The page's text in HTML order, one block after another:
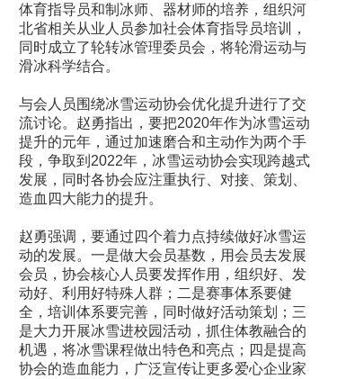
体育指导员和制冰师、器材师的培养，组织河
北省相关从业人员参加社会体育指导员培训，
同时成立了轮转冰管理委员会，将轮滑运动与
滑冰科学结合。
与会人员围绕冰雪运动协会优化提升进行了交
流讨论。赵勇指出，要把2020年作为冰雪运动
提升的元年，通过加速磨合和主动作为两个手
段，争取到2022年，冰雪运动协会实现跨越式
发展，同时各协会应注重执行、对接、策划、
造血四大能力的提升。
赵勇强调，要通过四个着力点持续做好冰雪运
动的发展。一是做大会员基数，用会员去发展
会员，协会核心人员要发挥作用，组织好、发
动好、利用好特殊人群；二是赛事体系要健
全，培训体系要完善，同时做好活动策划；三
是大力开展冰雪进校园活动，抓住体教融合的
机遇，将冰雪课程做出特色和亮点；四是提高
协会的造血能力，广泛宣传让更多爱心企业家